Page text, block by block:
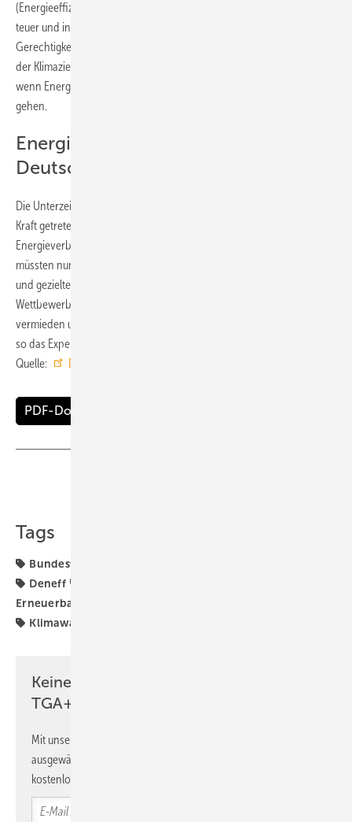
(Energieeffizienz, Energieeinsparung) ausblenden, sind nicht nur
teuer und ineffizient, sondern gefährden auch die soziale
Gerechtigkeit, die Akzeptanz der Transformation und die Erreichung
der Klimaziele.“ Ein zukunftsfähiges Energiesystem könne nur gelingen,
wenn Energieeffizienz und erneuerbare Energien Hand in Hand
gehen.
Energieeffizienz stärkt Standort
Deutschland
Die Unterzeichnenden verweisen darauf, dass mit dem Ende 2023 in
Kraft getretenen Energieeffizienzgesetz (EnEfG) erstmals verbindliche
Energieverbrauchsziele gesetzlich festgelegt worden seien. Diese Ziele
müssten nun mit konkreten Förderstrategien, wirksamen Standards
und gezielter Beratung umgesetzt werden. Deutschland
Wettbewerbsfähigkeit würde so gestärkt, soziale Ungerechtigkeiten
vermieden und die Energieversorgung dauerhaft stabilisiert werden,
so das Expertengremium. ■
Quelle:
Deneff
PDF-Download: Appell an die Parteien
Tags
Bundestagswahl 2025
Deneff
Erneuerbare Energien
Klimawandel
Keine Zeit? Kein Problem mit dem
TGA+E Newsletter!
Mit unserem Newsletter erhalten Sie regelmäßig von uns
ausgewählte Informationen und Neuigkeiten, gebündelt und
kostenlos direkt ins Postfach.